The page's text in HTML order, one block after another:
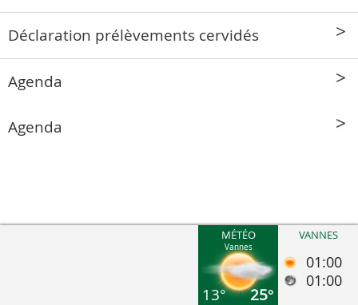
Déclaration prélèvements cervidés
Agenda
Agenda
MÉTÉO
Vannes
13° 25°
VANNES
01:00
01:00